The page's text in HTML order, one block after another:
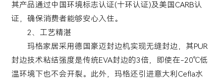
其产品通过中国环境标志认证(十环认证)及美国CARB认
证，确保消费者能够安心入住。
2、工艺精湛
玛格家居采用德国豪迈封边机实现无缝封边，其PUR
封边技术粘结强度是传统EVA封边的3倍，即使在-20℃低
温环境下也不会开裂。此外，玛格还引进意大利Cefla水